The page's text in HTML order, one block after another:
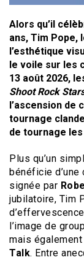
Alors qu’il
ans, Tim Pope,
l’esthétique
le voile sur les
13 août 2026,
Shoot Rock
l’ascension de
tournage
de tournage les
Plus qu’un
bénéficie
signée par
jubilatoire, Tim
l’image de
mais également
Talk. Entre